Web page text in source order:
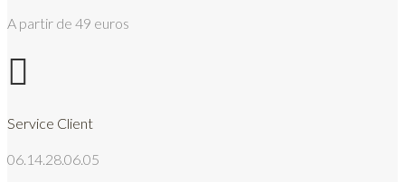
A partir de 49 euros

Service Client
06.14.28.06.05